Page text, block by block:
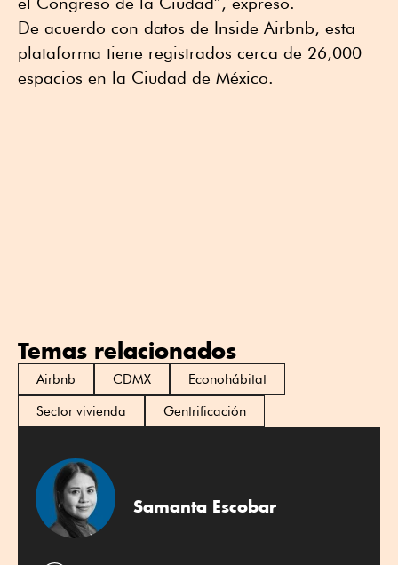
De acuerdo con datos de Inside Airbnb, esta
plataforma tiene registrados cerca de 26,000
espacios en la Ciudad de México.
Temas relacionados
Airbnb CDMX
Econohábitat
Sector vivienda
Gentrificación
Samanta Escobar